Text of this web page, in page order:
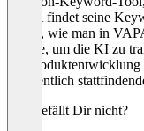
VAPA findet seine
genial, wie man in
konnte, um die KI zu
die
gelegentlich
Was gefällt Dir nicht?